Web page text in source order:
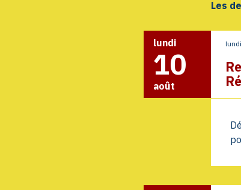
Les
lundi
10
août